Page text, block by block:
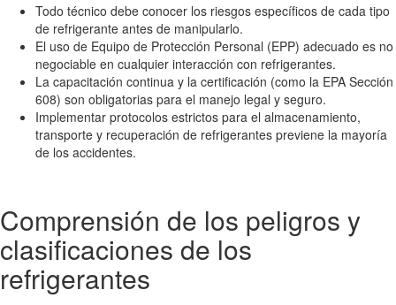
Todo técnico debe conocer los riesgos específicos de cada tipo
de refrigerante antes de manipularlo.
El uso de Equipo de Protección Personal (EPP) adecuado es no
negociable en cualquier interacción con refrigerantes.
La capacitación continua y la certificación (como la EPA Sección
608) son obligatorias para el manejo legal y seguro.
Implementar protocolos estrictos para el almacenamiento,
transporte y recuperación de refrigerantes previene la mayoría
de los accidentes.
Comprensión de los peligros y
clasificaciones de los
refrigerantes